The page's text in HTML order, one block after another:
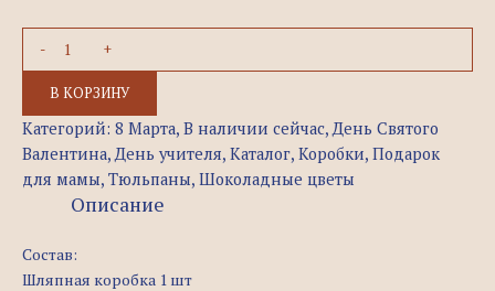
В КОРЗИНУ
Категорий: 8 Марта, В наличии сейчас, День Святого
Валентина, День учителя, Каталог, Коробки, Подарок
для мамы, Тюльпаны, Шоколадные цветы
Описание
Состав:
Шляпная коробка 1 шт